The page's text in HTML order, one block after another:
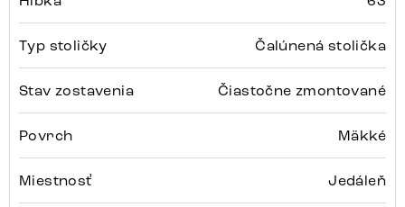
Typ stoličky Čalúnená stolička
Stav zostavenia Čiastočne zmontované
Povrch Mäkké
Miestnosť Jedáleň